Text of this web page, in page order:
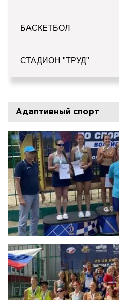
БАСКЕТБОЛ
СТАДИОН "ТРУД"
Адаптивный спорт